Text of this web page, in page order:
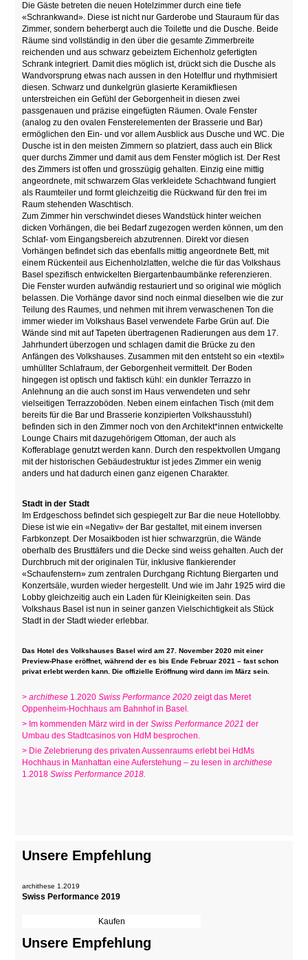
Die Gäste betreten die neuen Hotelzimmer durch eine tiefe
«Schrankwand». Diese ist nicht nur Garderobe und Stauraum für das
Zimmer, sondern beherbergt auch die Toilette und die Dusche. Beide
Räume sind vollständig in den über die gesamte Zimmerbreite
reichenden und aus schwarz gebeiztem Eichenholz gefertigten
Schrank integriert. Damit dies möglich ist, drückt sich die Dusche als
Wandvorsprung etwas nach aussen in den Hotelflur und rhythmisiert
diesen. Schwarz und dunkelgrün glasierte Keramikfliesen
unterstreichen ein Gefühl der Geborgenheit in diesen zwei
passgenauen und präzise eingefügten Räumen. Ovale Fenster
(analog zu den ovalen Fensterelementen der Brasserie und Bar)
ermöglichen den Ein- und vor allem Ausblick aus Dusche und WC. Die
Dusche ist in den meisten Zimmern so platziert, dass auch ein Blick
quer durchs Zimmer und damit aus dem Fenster möglich ist. Der Rest
des Zimmers ist offen und grosszügig gehalten. Einzig eine mittig
angeordnete, mit schwarzem Glas verkleidete Schachtwand fungiert
als Raumteiler und formt gleichzeitig die Rückwand für den frei im
Raum stehenden Waschtisch.
Zum Zimmer hin verschwindet dieses Wandstück hinter weichen
dicken Vorhängen, die bei Bedarf zugezogen werden können, um den
Schlaf- vom Eingangsbereich abzutrennen. Direkt vor diesen
Vorhängen befindet sich das ebenfalls mittig angeordnete Bett, mit
einem Rückenteil aus Eichenholzlatten, welche die für das Volkshaus
Basel spezifisch entwickelten Biergartenbaumbänke referenzieren.
Die Fenster wurden aufwändig restauriert und so original wie möglich
belassen. Die Vorhänge davor sind noch einmal dieselben wie die zur
Teilung des Raumes, und nehmen mit ihrem verwaschenen Ton die
immer wieder im Volkshaus Basel verwendete Farbe Grün auf. Die
Wände sind mit auf Tapeten übertragenen Radierungen aus dem 17.
Jahrhundert überzogen und schlagen damit die Brücke zu den
Anfängen des Volkshauses. Zusammen mit den entsteht so ein «textil»
umhüllter Schlafraum, der Geborgenheit vermittelt. Der Boden
hingegen ist optisch und faktisch kühl: ein dunkler Terrazzo in
Anlehnung an die auch sonst im Haus verwendeten und sehr
vielseitigen Terrazzoböden. Neben einem einfachen Tisch (mit dem
bereits für die Bar und Brasserie konzipierten Volkshausstuhl)
befinden sich in den Zimmer noch von den Architekt*innen entwickelte
Lounge Chairs mit dazugehörigem Ottoman, der auch als
Kofferablage genutzt werden kann. Durch den respektvollen Umgang
mit der historischen Gebäudestruktur ist jedes Zimmer ein wenig
anders und hat dadurch einen ganz eigenen Charakter.
Stadt in der Stadt
Im Erdgeschoss befindet sich gespiegelt zur Bar die neue Hotellobby.
Diese ist wie ein «Negativ» der Bar gestaltet, mit einem inversen
Farbkonzept. Der Mosaikboden ist hier schwarzgrün, die Wände
oberhalb des Brusttäfers und die Decke sind weiss gehalten. Auch der
Durchbruch mit der originalen Tür, inklusive flankierender
«Schaufenstern» zum zentralen Durchgang Richtung Biergarten und
Konzertsäle, wurden wieder hergestellt. Und wie im Jahr 1925 wird die
Lobby gleichzeitig auch ein Laden für Kleinigkeiten sein. Das
Volkshaus Basel ist nun in seiner ganzen Vielschichtigkeit als Stück
Stadt in der Stadt wieder erlebbar.
Das Hotel des Volkshauses Basel wird am 27. November 2020 mit einer
Preview-Phase eröffnet, während der es bis Ende Februar 2021 – fast schon
privat erlebt werden kann. Die offizielle Eröffnung wird dann im März sein.
>archithese 1.2020Swiss Performance 2020 zeigt das Meret
Oppenheim-Hochhaus am Bahnhof in Basel.
> Im kommenden März wird in derSwiss Performance 2021 der
Umbau des Stadtcasinos von HdM besprochen.
> Die Zelebrierung des privaten Aussenraums erlebt bei HdMs
Hochhaus in Manhattan eine Auferstehung – zu lesen inarchithese
1.2018Swiss Performance 2018.
Unsere Empfehlung
archithese 1.2019
Swiss Performance 2019
Unsere Empfehlung